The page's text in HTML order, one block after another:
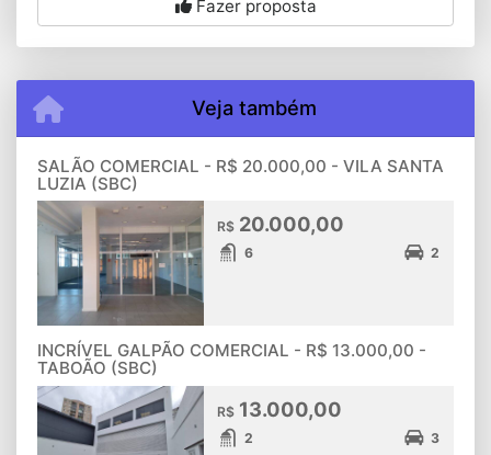
Fazer proposta
Veja também
SALÃO COMERCIAL - R$ 20.000,00 - VILA SANTA
LUZIA (SBC)
R$ 20.000,00
6 2
INCRÍVEL GALPÃO COMERCIAL - R$ 13.000,00 -
TABOÃO (SBC)
R$ 13.000,00
2 3